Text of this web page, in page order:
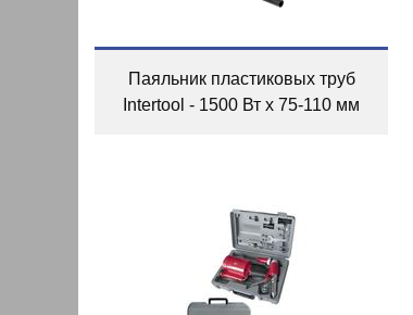
Паяльник пластиковых труб
Intertool - 1500 Вт x 75-110 мм